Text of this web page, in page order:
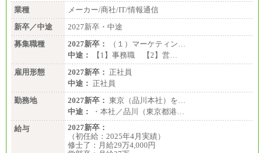
業種
メーカー/商社/IT/情報通信
新卒／中途
2027新卒・中途
募集職種
2027新卒：
（１）マーケティン…
中途：
【1】事務職 【2】営…
雇用形態
2027新卒： 正社員
中途： 正社員
勤務地
2027新卒： 東京（品川本社）を…
中途：
・本社／品川（東京都港…
給与
2027新卒：
（初任給：2025年4月実績）
修士了：月給29万4,000円